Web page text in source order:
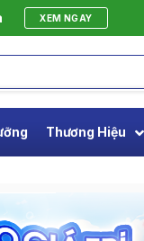
XEM NGAY
Thương Hiệu